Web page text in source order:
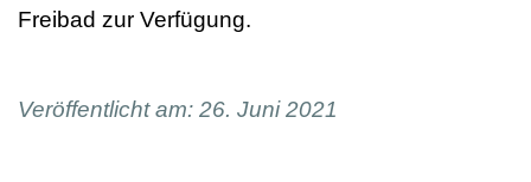
Freibad zur Verfügung.
Veröffentlicht am: 26. Juni 2021